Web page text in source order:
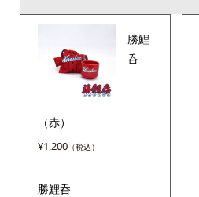
勝鯉
呑
（赤）
¥1,200
勝鯉呑